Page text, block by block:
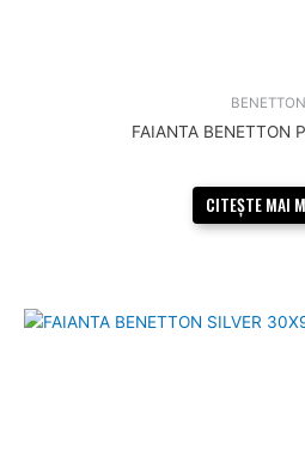
BENETTON
FAIANTA BENETTON
CITEȘTE MAI